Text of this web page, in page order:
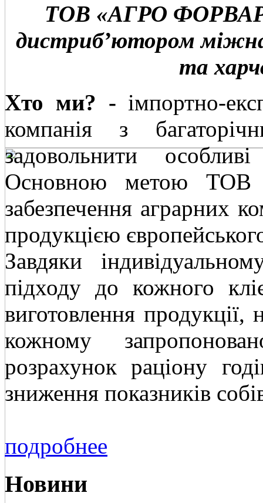
ТОВ «АГРО
дистриб’ютором
та
Хто ми? - імпортно-
компанія з
задовольнити
Основною метою ТОВ
забезпечення аграрних
продукцією
Завдяки
підходу до кожного
виготовлення
кожному
розрахунок раціону
зниження показників
подробнее
Новини